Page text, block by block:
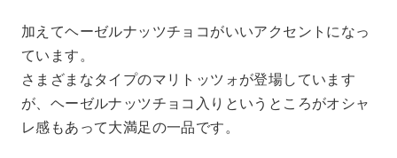
加えてヘーゼルナッツチョコがいいアクセントになっ
ています。
さまざまなタイプのマリトッツォが登場しています
が、ヘーゼルナッツチョコ入りというところがオシャ
レ感もあって大満足の一品です。